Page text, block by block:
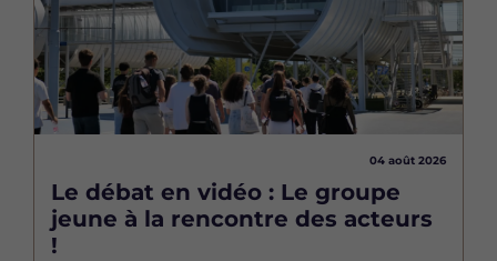
04 août 2026
Le débat en vidéo : Le groupe
jeune à la rencontre des acteurs
!